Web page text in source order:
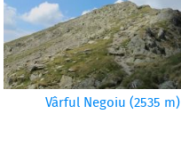
Vârful Negoiu (2535 m)